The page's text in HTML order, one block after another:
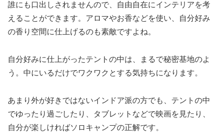
誰にも口出しされませんので、自由自在にインテリアを考
えることができます。アロマやお香などを使い、自分好み
の香り空間に仕上げるのも素敵ですよね。
自分好みに仕上がったテントの中は、まるで秘密基地のよ
う。中にいるだけでワクワクとする気持ちになります。
あまり外が好きではないインドア派の方でも、テントの中
でゆったり過ごしたり、タブレットなどで映画を見たり、
自分が楽しければソロキャンプの正解です。